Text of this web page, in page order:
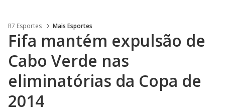
R7 Esportes Mais Esportes
Fifa mantém expulsão de
Cabo Verde nas
eliminatórias da Copa de
2014